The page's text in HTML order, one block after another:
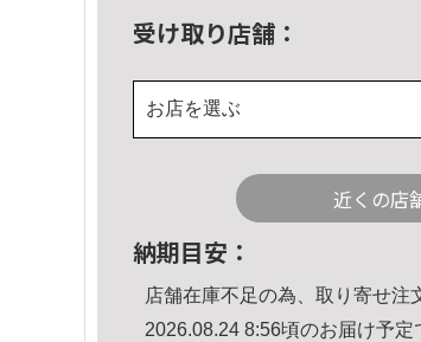
受け取り店舗：
お店を選ぶ
近くの店
納期目安：
店舗在庫不足の為、取り寄せ注
2026.08.24 8:56頃のお届け予定